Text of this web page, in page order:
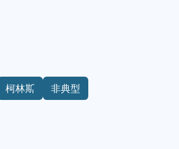
柯林斯
非典型